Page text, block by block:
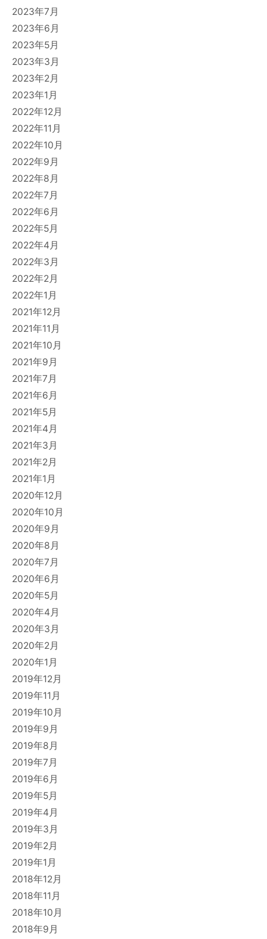
2023年7月
2023年6月
2023年5月
2023年3月
2023年2月
2023年1月
2022年12月
2022年11月
2022年10月
2022年9月
2022年8月
2022年7月
2022年6月
2022年5月
2022年4月
2022年3月
2022年2月
2022年1月
2021年12月
2021年11月
2021年10月
2021年9月
2021年7月
2021年6月
2021年5月
2021年4月
2021年3月
2021年2月
2021年1月
2020年12月
2020年10月
2020年9月
2020年8月
2020年7月
2020年6月
2020年5月
2020年4月
2020年3月
2020年2月
2020年1月
2019年12月
2019年11月
2019年10月
2019年9月
2019年8月
2019年7月
2019年6月
2019年5月
2019年4月
2019年3月
2019年2月
2019年1月
2018年12月
2018年11月
2018年10月
2018年9月